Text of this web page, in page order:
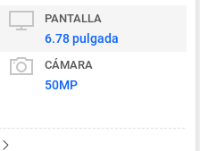
PANTALLA
6.78 pulgada
CÁMARA
50MP